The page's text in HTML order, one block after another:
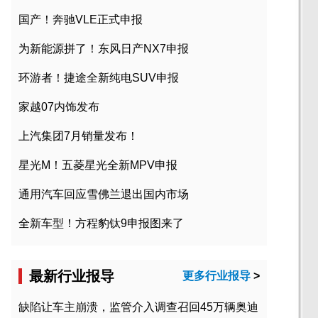
国产！奔驰VLE正式申报
为新能源拼了！东风日产NX7申报
环游者！捷途全新纯电SUV申报
家越07内饰发布
上汽集团7月销量发布！
星光M！五菱星光全新MPV申报
通用汽车回应雪佛兰退出国内市场
全新车型！方程豹钛9申报图来了
最新行业报导 更多行业报导 >
缺陷让车主崩溃，监管介入调查召回45万辆奥迪